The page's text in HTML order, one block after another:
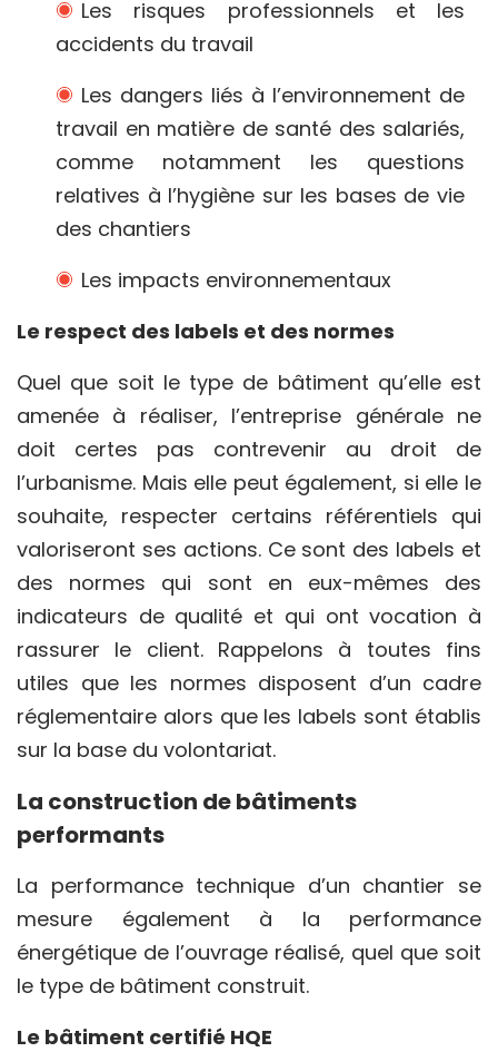
Les risques professionnels et les
accidents du travail
Les dangers liés à l’environnement de
travail en matière de santé des salariés,
comme notamment les questions
relatives à l’hygiène sur les bases de vie
des chantiers
Les impacts environnementaux
Le respect des labels et des normes
Quel que soit le type de bâtiment qu’elle est
amenée à réaliser, l’entreprise générale ne
doit certes pas contrevenir au droit de
l’urbanisme. Mais elle peut également, si elle le
souhaite, respecter certains référentiels qui
valoriseront ses actions. Ce sont des labels et
des normes qui sont en eux-mêmes des
indicateurs de qualité et qui ont vocation à
rassurer le client. Rappelons à toutes fins
utiles que les normes disposent d’un cadre
réglementaire alors que les labels sont établis
sur la base du volontariat.
La construction de bâtiments
performants
La performance technique d’un chantier se
mesure également à la performance
énergétique de l’ouvrage réalisé, quel que soit
le type de bâtiment construit.
Le bâtiment certifié HQE